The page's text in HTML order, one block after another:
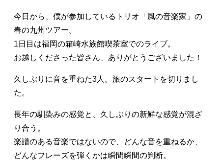
今日から、僕が参加しているトリオ「風の音楽家」の
春の九州ツアー。
1日目は福岡の箱崎水族館喫茶室でのライブ。
お越しくださった皆さん、ありがとうございました！
久しぶりに音を重ねた3人。旅のスタートを切りまし
た。
長年の馴染みの感覚と、久しぶりの新鮮な感覚が混ざ
り合う。
楽譜のある音楽ではないので、どんな音を重ねるか、
どんなフレーズを弾くかは瞬間瞬間の判断。